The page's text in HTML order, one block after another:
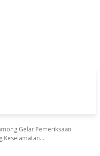
Gelar Pemeriksaan
Keselamatan...